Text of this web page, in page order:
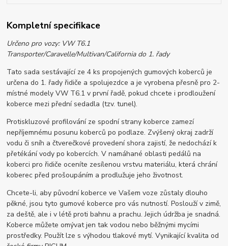
Kompletní specifikace
Určeno pro vozy: VW T6.1
Transporter/Caravelle/Multivan/California do 1. řady
Tato sada sestávající ze 4 ks propojených gumových koberců je
určena do 1. řady řidiče a spolujezdce a je vyrobena přesně pro 2-
místné modely VW T6.1 v první řadě, pokud chcete i prodloužení
koberce mezi přední sedadla (tzv. tunel).
Protiskluzové profilování ze spodní strany koberce zamezí
nepříjemnému posunu koberců po podlaze. Zvýšený okraj zadrží
vodu či sníh a čtverečkové provedení shora zajistí, že nedochází k
přetékání vody po kobercích. V namáhané oblasti pedálů na
koberci pro řidiče oceníte zesílenou vrstvu materiálu, která chrání
koberec před prošoupáním a prodlužuje jeho životnost.
Chcete-li, aby původní koberce ve Vašem voze zůstaly dlouho
pěkné, jsou tyto gumové koberce pro vás nutností. Poslouží v zimě,
za deště, ale i v létě proti bahnu a prachu. Jejich údržba je snadná.
Koberce můžete omývat jen tak vodou nebo běžnými mycími
prostředky. Použít lze s výhodou tlakové mytí. Vynikající kvalita od